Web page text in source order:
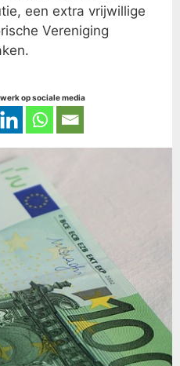
een extra vrijwillige
Vereniging
op sociale media